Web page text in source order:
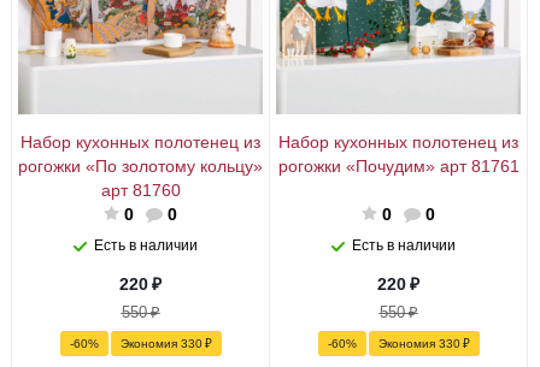
Набор кухонных полотенец из
рогожки «По золотому кольцу»
арт 81760
0
0
Есть в наличии
220₽
550₽
-60% Экономия 330₽
Набор кухонных полотенец из
рогожки «Почудим» арт 81761
0 0
Есть в наличии
220₽
550₽
-60% Экономия 330₽